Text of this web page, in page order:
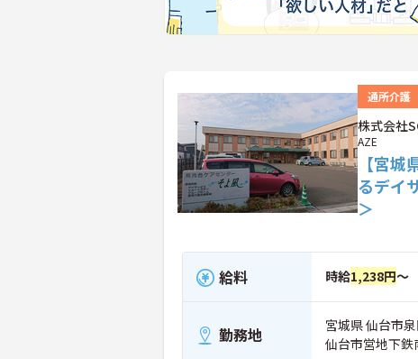
通所介護
株式会社
AZE
【宮
るデイ
＞
給料 時給1,238円～
勤務地
宮城県 仙台市
仙台市営地下